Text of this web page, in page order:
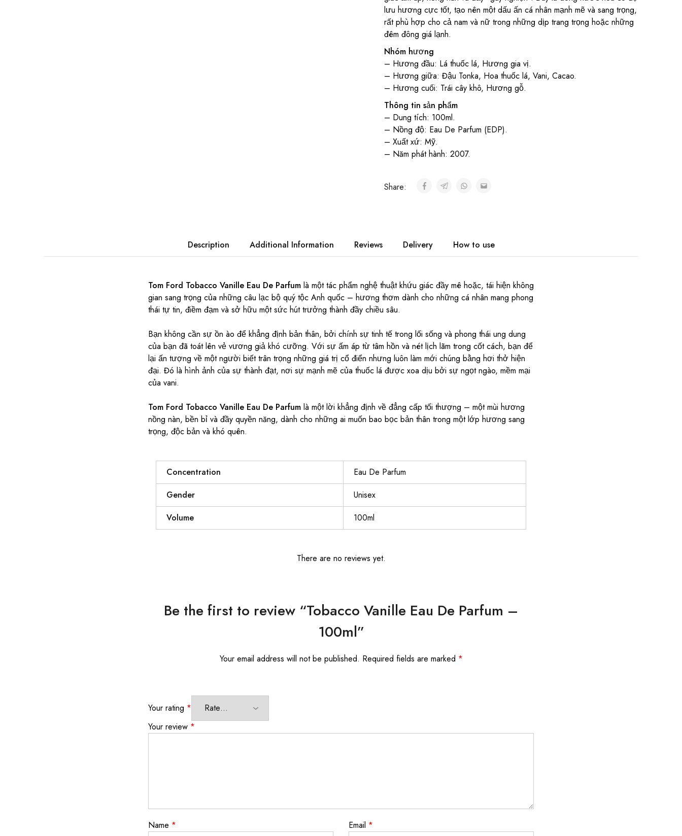
lưu hương cực tốt, tạo nên một dấu ấn cá nhân mạnh mẽ và sang trọng,
rất phù hợp cho cả nam và nữ trong những dịp trang trọng hoặc những
đêm đông giá lạnh.
Nhóm hương
– Hương đầu: Lá thuốc lá, Hương gia vị.
– Hương giữa: Đậu Tonka, Hoa thuốc lá, Vani, Cacao.
– Hương cuối: Trái cây khô, Hương gỗ.
Thông tin sản phẩm
– Dung tích: 100ml.
– Nồng độ: Eau De Parfum (EDP).
– Xuất xứ: Mỹ.
– Năm phát hành: 2007.
Share:
Description Additional Information Reviews Delivery How to use
Tom Ford Tobacco Vanille Eau De Parfum là một tác phẩm nghệ thuật khứu giác đầy mê hoặc, tái hiện không
gian sang trọng của những câu lạc bộ quý tộc Anh quốc – hương thơm dành cho những cá nhân mang phong
thái tự tin, điềm đạm và sở hữu một sức hút trưởng thành đầy chiều sâu.
Bạn không cần sự ồn ào để khẳng định bản thân, bởi chính sự tinh tế trong lối sống và phong thái ung dung
của bạn đã toát lên vẻ vương giả khó cưỡng. Với sự ấm áp từ tâm hồn và nét lịch lãm trong cốt cách, bạn để
lại ấn tượng về một người biết trân trọng những giá trị cổ điển nhưng luôn làm mới chúng bằng hơi thở hiện
đại. Đó là hình ảnh của sự thành đạt, nơi sự mạnh mẽ của thuốc lá được xoa dịu bởi sự ngọt ngào, mềm mại
của vani.
Tom Ford Tobacco Vanille Eau De Parfum là một lời khẳng định về đẳng cấp tối thượng – một mùi hương
nồng nàn, bền bỉ và đầy quyền năng, dành cho những ai muốn bao bọc bản thân trong một lớp hương sang
trọng, độc bản và khó quên.
Concentration
Eau De Parfum
Gender
Unisex
Volume
100ml
There are no reviews yet.
Be the first to review “Tobacco Vanille Eau De Parfum –
100ml”
Your email address will not be published. Required fields are marked *
Your rating *
Your review *
Name * Email *